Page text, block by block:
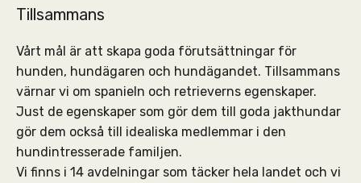
Tillsammans
Vårt mål är att skapa goda förutsättningar för
hunden, hundägaren och hundägandet. Tillsammans
värnar vi om spanieln och retrieverns egenskaper.
Just de egenskaper som gör dem till goda jakthundar
gör dem också till idealiska medlemmar i den
hundintresserade familjen.
Vi finns i 14 avdelningar som täcker hela landet och vi